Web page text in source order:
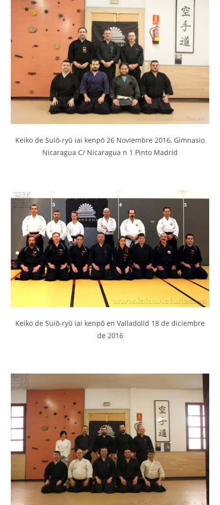
Keiko de Suiō-ryū iai kenpō 26 Noviembre 2016, Gimnasio
Nicaragua C/ Nicaragua n 1 Pinto Madrid
Keiko de Suiō-ryū iai kenpō en Valladolid 18 de diciembre
de 2016